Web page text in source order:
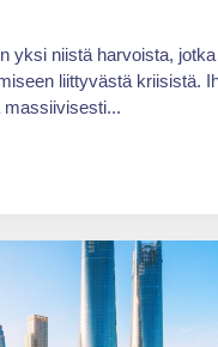
yksi niistä harvoista,
liittyvästä kriisistä.
massiivisesti...